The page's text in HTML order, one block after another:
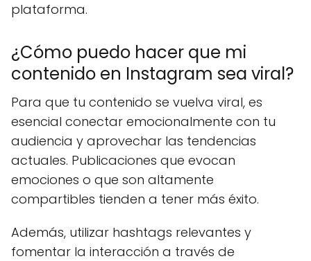
plataforma.
¿Cómo puedo hacer que mi
contenido en Instagram sea viral?
Para que tu contenido se vuelva viral, es
esencial conectar emocionalmente con tu
audiencia y aprovechar las tendencias
actuales. Publicaciones que evocan
emociones o que son altamente
compartibles tienden a tener más éxito.
Además, utilizar hashtags relevantes y
fomentar la interacción a través de